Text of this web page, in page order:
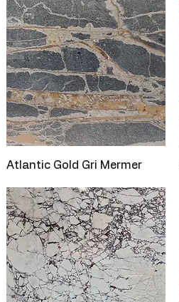
Hızlı Bakış
Atlantic Gold Gri Mermer